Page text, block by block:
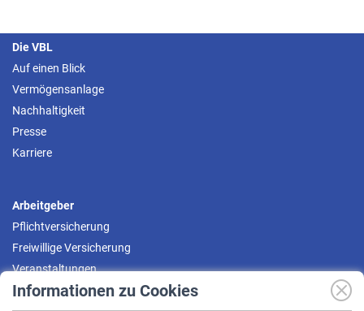
Informationen zu Cookies
Die VBL
Auf einen Blick
Vermögensanlage
Nachhaltigkeit
Presse
Karriere
Arbeitgeber
Pflichtversicherung
Freiwillige Versicherung
Veranstaltungen